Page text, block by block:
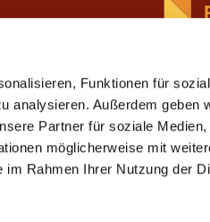
Funktionen für
analysieren. Außerdem geben
Partner für soziale Medien,
möglicherweise mit
im Rahmen Ihrer Nutzung der
ChurchDesk-